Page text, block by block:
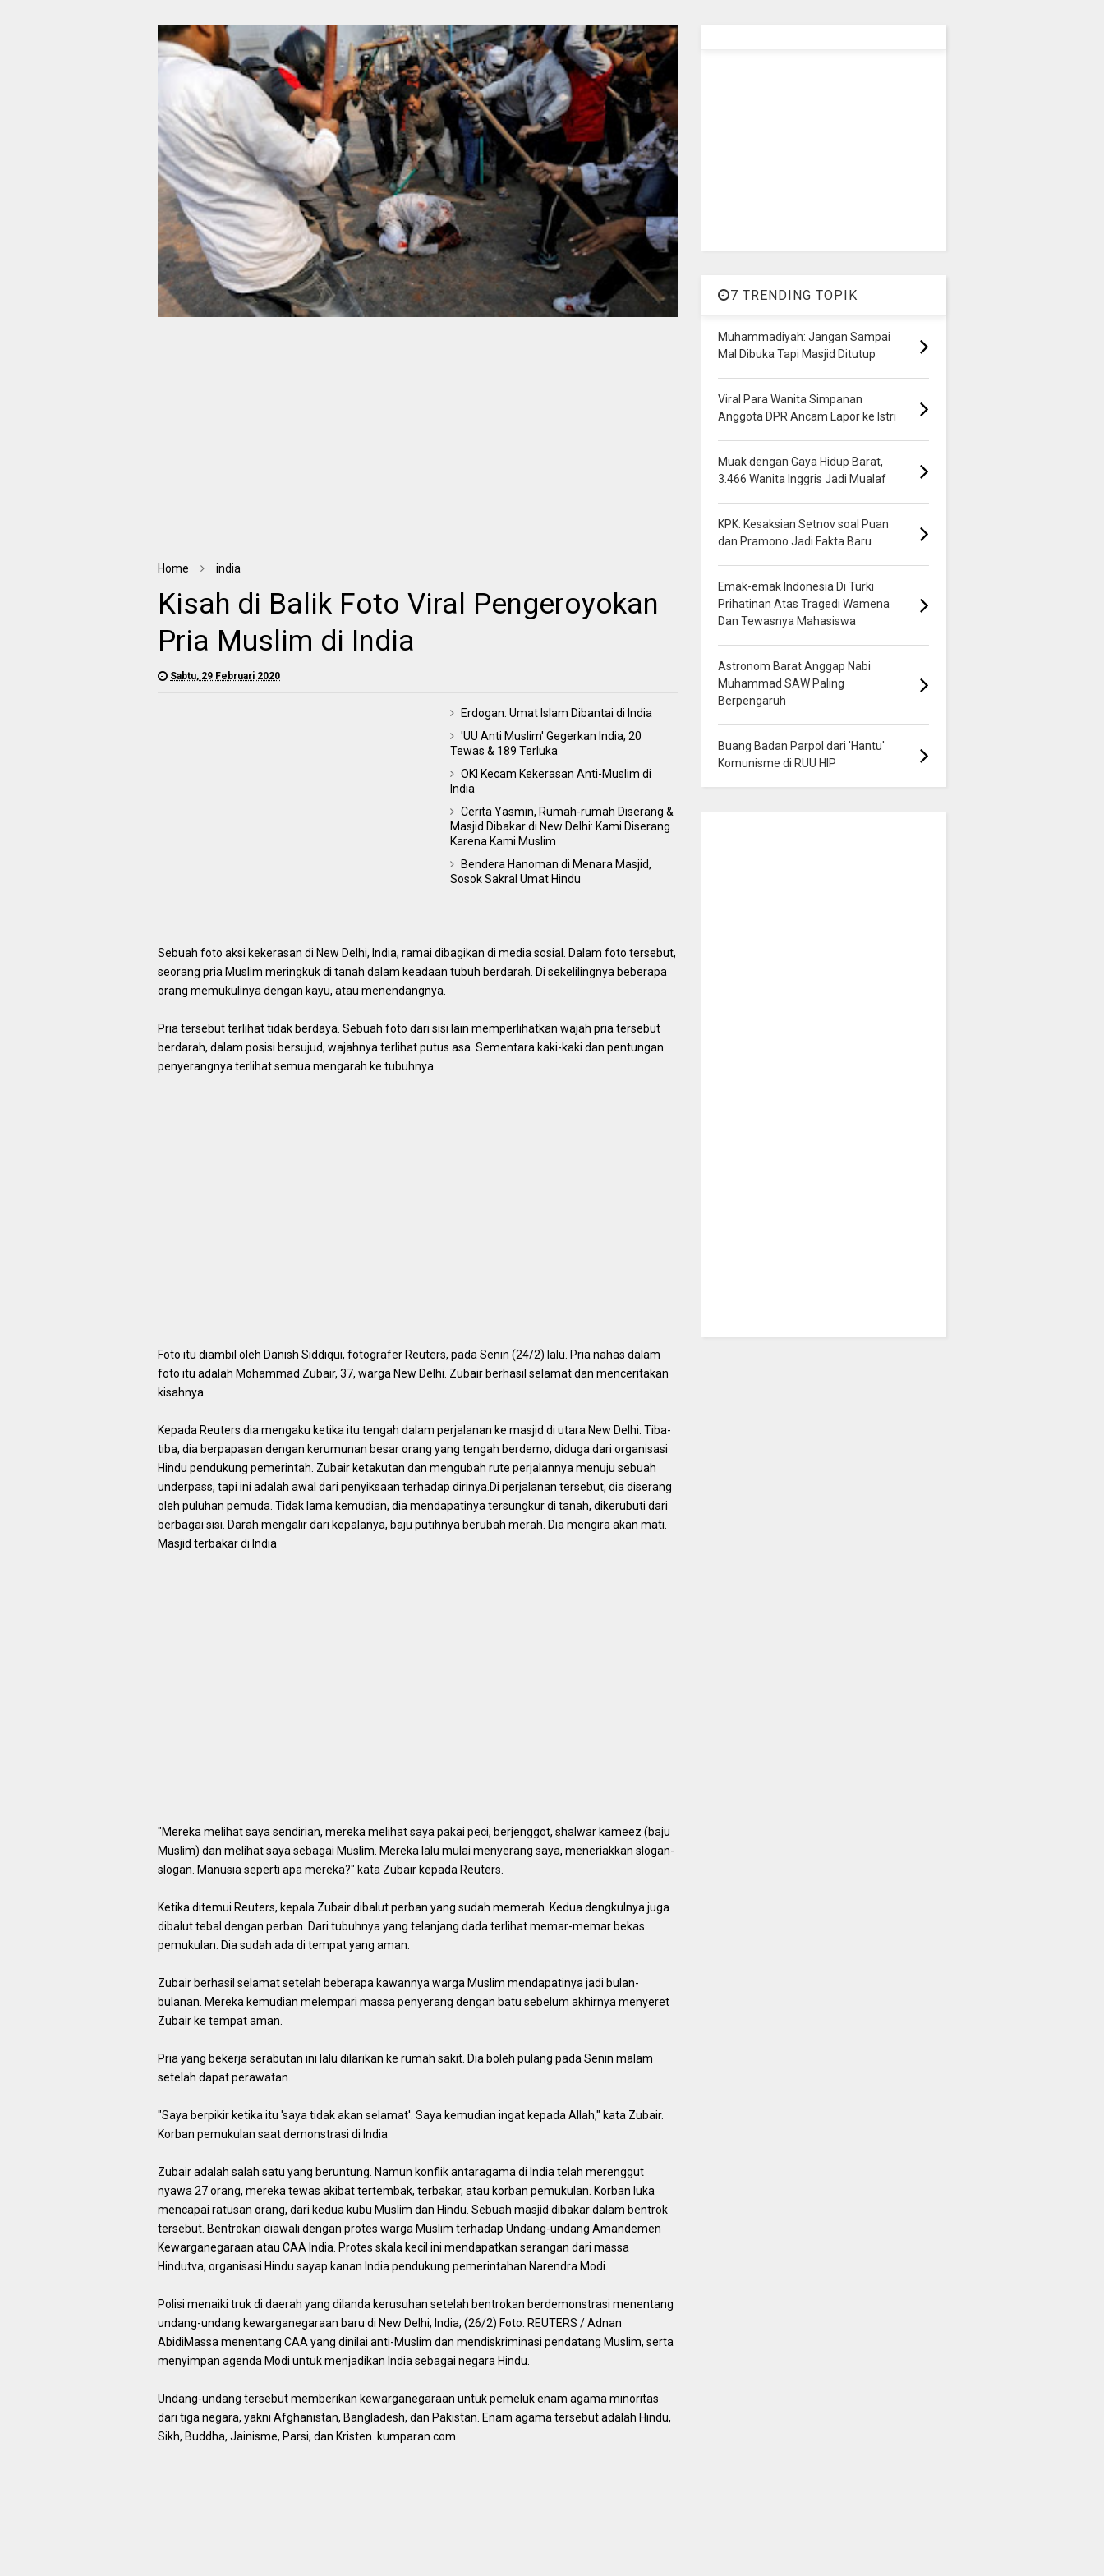
Home india
Kisah di Balik Foto Viral Pengeroyokan
Pria Muslim di India
Sabtu, 29 Februari 2020
Erdogan: Umat Islam Dibantai di India
'UU Anti Muslim' Gegerkan India, 20
Tewas & 189 Terluka
OKI Kecam Kekerasan Anti-Muslim di
India
Cerita Yasmin, Rumah-rumah Diserang &
Masjid Dibakar di New Delhi: Kami Diserang
Karena Kami Muslim
Bendera Hanoman di Menara Masjid,
Sosok Sakral Umat Hindu
Sebuah foto aksi kekerasan di New Delhi, India, ramai dibagikan di media sosial. Dalam foto tersebut,
seorang pria Muslim meringkuk di tanah dalam keadaan tubuh berdarah. Di sekelilingnya beberapa
orang memukulinya dengan kayu, atau menendangnya.
Pria tersebut terlihat tidak berdaya. Sebuah foto dari sisi lain memperlihatkan wajah pria tersebut
berdarah, dalam posisi bersujud, wajahnya terlihat putus asa. Sementara kaki-kaki dan pentungan
penyerangnya terlihat semua mengarah ke tubuhnya.
Foto itu diambil oleh Danish Siddiqui, fotografer Reuters, pada Senin (24/2) lalu. Pria nahas dalam
foto itu adalah Mohammad Zubair, 37, warga New Delhi. Zubair berhasil selamat dan menceritakan
kisahnya.
Kepada Reuters dia mengaku ketika itu tengah dalam perjalanan ke masjid di utara New Delhi. Tiba-
tiba, dia berpapasan dengan kerumunan besar orang yang tengah berdemo, diduga dari organisasi
Hindu pendukung pemerintah. Zubair ketakutan dan mengubah rute perjalannya menuju sebuah
underpass, tapi ini adalah awal dari penyiksaan terhadap dirinya.Di perjalanan tersebut, dia diserang
oleh puluhan pemuda. Tidak lama kemudian, dia mendapatinya tersungkur di tanah, dikerubuti dari
berbagai sisi. Darah mengalir dari kepalanya, baju putihnya berubah merah. Dia mengira akan mati.
Masjid terbakar di India
"Mereka melihat saya sendirian, mereka melihat saya pakai peci, berjenggot, shalwar kameez (baju
Muslim) dan melihat saya sebagai Muslim. Mereka lalu mulai menyerang saya, meneriakkan slogan-
slogan. Manusia seperti apa mereka?" kata Zubair kepada Reuters.
Ketika ditemui Reuters, kepala Zubair dibalut perban yang sudah memerah. Kedua dengkulnya juga
dibalut tebal dengan perban. Dari tubuhnya yang telanjang dada terlihat memar-memar bekas
pemukulan. Dia sudah ada di tempat yang aman.
Zubair berhasil selamat setelah beberapa kawannya warga Muslim mendapatinya jadi bulan-
bulanan. Mereka kemudian melempari massa penyerang dengan batu sebelum akhirnya menyeret
Zubair ke tempat aman.
Pria yang bekerja serabutan ini lalu dilarikan ke rumah sakit. Dia boleh pulang pada Senin malam
setelah dapat perawatan.
"Saya berpikir ketika itu 'saya tidak akan selamat'. Saya kemudian ingat kepada Allah," kata Zubair.
Korban pemukulan saat demonstrasi di India
Zubair adalah salah satu yang beruntung. Namun konflik antaragama di India telah merenggut
nyawa 27 orang, mereka tewas akibat tertembak, terbakar, atau korban pemukulan. Korban luka
mencapai ratusan orang, dari kedua kubu Muslim dan Hindu. Sebuah masjid dibakar dalam bentrok
tersebut. Bentrokan diawali dengan protes warga Muslim terhadap Undang-undang Amandemen
Kewarganegaraan atau CAA India. Protes skala kecil ini mendapatkan serangan dari massa
Hindutva, organisasi Hindu sayap kanan India pendukung pemerintahan Narendra Modi.
Polisi menaiki truk di daerah yang dilanda kerusuhan setelah bentrokan berdemonstrasi menentang
undang-undang kewarganegaraan baru di New Delhi, India, (26/2) Foto: REUTERS / Adnan
AbidiMassa menentang CAA yang dinilai anti-Muslim dan mendiskriminasi pendatang Muslim, serta
menyimpan agenda Modi untuk menjadikan India sebagai negara Hindu.
Undang-undang tersebut memberikan kewarganegaraan untuk pemeluk enam agama minoritas
dari tiga negara, yakni Afghanistan, Bangladesh, dan Pakistan. Enam agama tersebut adalah Hindu,
Sikh, Buddha, Jainisme, Parsi, dan Kristen. kumparan.com
7 TRENDING TOPIK
Muhammadiyah: Jangan Sampai
Mal Dibuka Tapi Masjid Ditutup
Viral Para Wanita Simpanan
Anggota DPR Ancam Lapor ke Istri
Muak dengan Gaya Hidup Barat,
3.466 Wanita Inggris Jadi Mualaf
KPK: Kesaksian Setnov soal Puan
dan Pramono Jadi Fakta Baru
Emak-emak Indonesia Di Turki
Prihatinan Atas Tragedi Wamena
Dan Tewasnya Mahasiswa
Astronom Barat Anggap Nabi
Muhammad SAW Paling
Berpengaruh
Buang Badan Parpol dari 'Hantu'
Komunisme di RUU HIP